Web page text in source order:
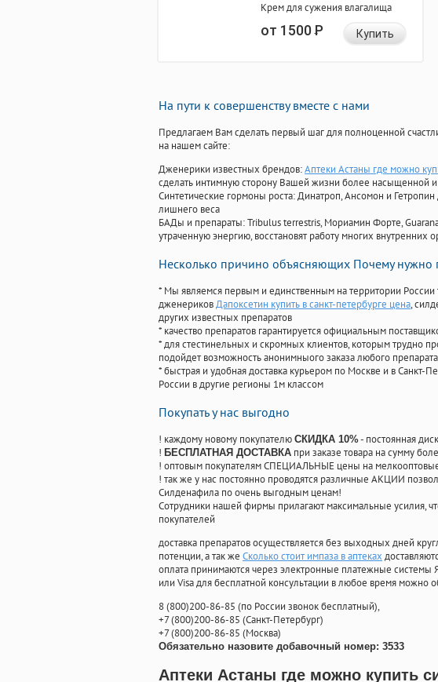
Крем для сужения влагалища
от 1500Р Купить
На пути к совершенству вместе с нами
Предлагаем Вам сделать первый шаг для полноценной
на нашем сайте:
Дженерики известных брендов:Аптеки Астаны где можно
сделать интимную сторону Вашей жизни более насыщенной и
Синтетические гормоны роста: Динатроп, Ансомон и
лишнего веса
БАДы и препараты:Tribulus terrestris, Мориамин Форте,
утраченную энергию, восстановят работу многих внутренних
Несколько причино объясняющих Почему нужно
* Мы являемся первым и единственным на территории
дженериковДапоксетин купить в санкт-петербурге цена,
других известных препаратов
* качество препаратов гарантируется официальным
* для стестинельных и скромных клиентов, которым трудно
подойдет возможность анонимныого заказа любого
* быстрая и удобная доставка курьером по Москве и в Санкт-
России в другие регионы 1м классом
Покупать у нас выгодно
! каждому новому покупателю СКИДКА 10%- постоянная
! БЕСПЛАТНАЯ ДОСТАВКА при заказе товара на сумму
! оптовым покупателям СПЕЦИАЛЬНЫЕ цены на
! так же у нас постоянно проводятся различные АКЦИИ
Силденафила по очень выгодным ценам!
Cотрудники нашей фирмы прилагают максимальные усилия,
покупателей
доставка препаратов осуществляется без выходных дней
потенции, а так же Сколько стоит импаза в аптеках
оплата принимаются через электронные платежные системы
или Visa для бесплатной консультации в любое время можно
8(800)200-86-85 (по России звонок бесплатный),
+7(800)200-86-85 (Санкт-Петербург)
+7(800)200-86-85 (Москва)
Обязательно назовите добавочный номер: 3533
Аптеки Астаны где можно купить